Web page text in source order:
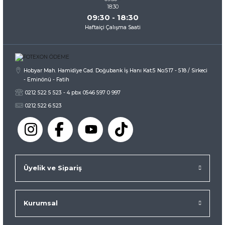
09:30 - 18:30
Haftaiçi Çalışma Saati
Hobyar Mah. Hamidiye Cad. Doğubank İş Hanı Kat:5 No:517 - 518 / Sirkeci
- Eminönü - Fatih
0212 522 5 523 - 4 pbx 0546 597 0 997
0212 522 6 523
Üyelik ve Sipariş
Kurumsal